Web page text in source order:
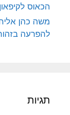
הכאוס
משה כהן
להפרעה
תגיות